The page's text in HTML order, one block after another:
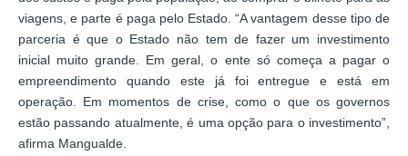
viagens, e parte é paga pelo Estado. “A vantagem desse tipo de
parceria é que o Estado não tem de fazer um investimento
inicial muito grande. Em geral, o ente só começa a pagar o
empreendimento quando este já foi entregue e está em
operação. Em momentos de crise, como o que os governos
estão passando atualmente, é uma opção para o investimento”,
afirma Mangualde.